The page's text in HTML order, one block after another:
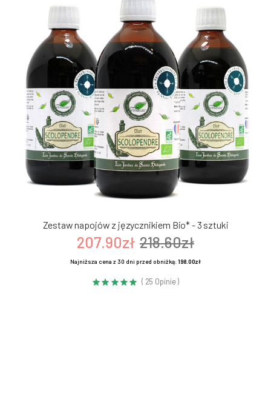
Zestaw napojów z języcznikiem Bio* - 3 sztuki
207.90zł 218.60zł
Najniższa cena z 30 dni przed obniżką:198.00zł
( 25 Opinie )